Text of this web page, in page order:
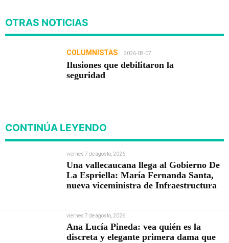
OTRAS NOTICIAS
COLUMNISTAS 2026-08-07
Ilusiones que debilitaron la
seguridad
CONTINÚA LEYENDO
viernes 7 de agosto, 2026
Una vallecaucana llega al Gobierno De
La Espriella: María Fernanda Santa,
nueva viceministra de Infraestructura
viernes 7 de agosto, 2026
Ana Lucía Pineda: vea quién es la
discreta y elegante primera dama que